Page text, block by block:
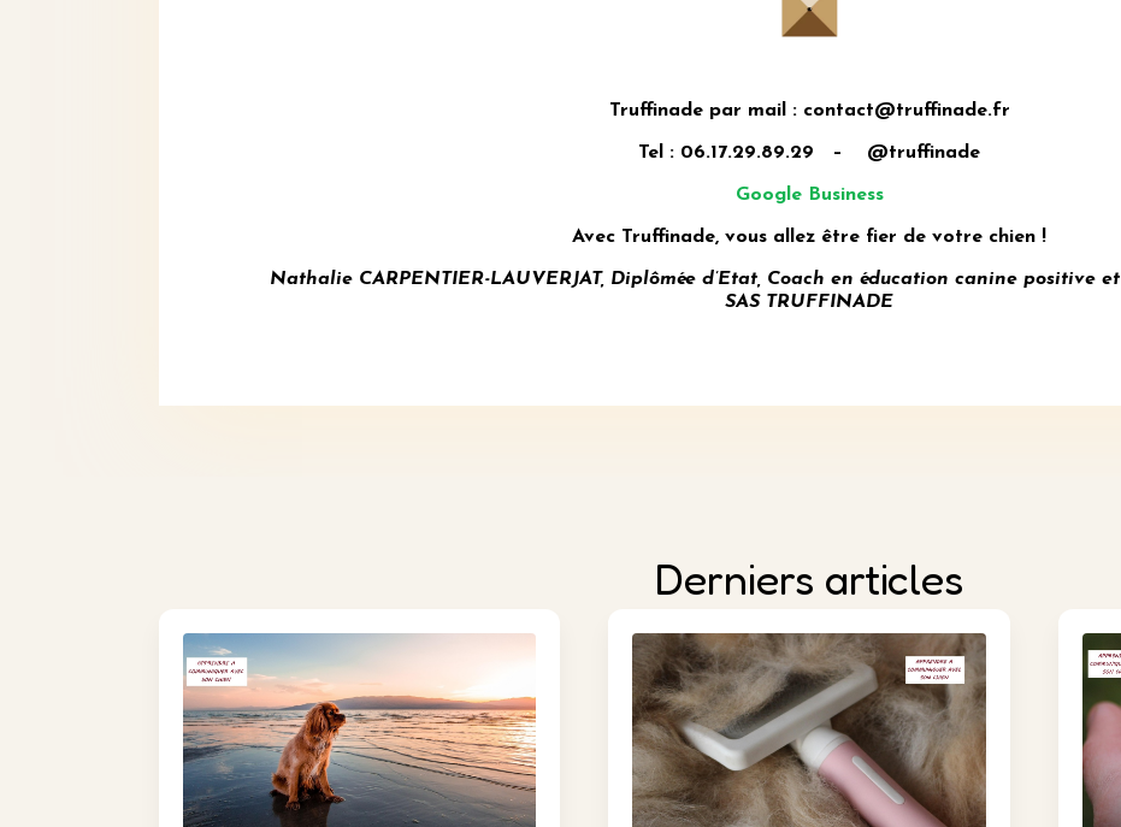
Truffinade par mail : contact@truffinade.fr
Tel : 06.17.29.89.29 – @truffinade
Google Business
Avec Truffinade, vous allez être fier de votre chien !
Nathalie CARPENTIER-LAUVERJAT, Diplômée d’Etat, Coach en éducation canine positive et
SAS TRUFFINADE
Derniers articles